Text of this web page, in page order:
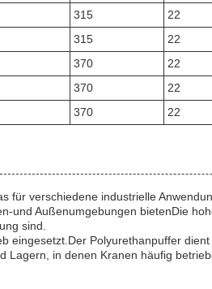
315 22
315 22
370 22
370 22
370 22
verschiedene industrielle
und Außenumgebungen bietenDie
sind.
Polyurethanpuffer
in denen Kranen häufig